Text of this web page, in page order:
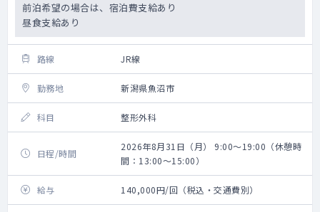
前泊希望の場合は、宿泊費支給あり
昼食支給あり
路線 JR線
勤務地 新潟県魚沼市
科目 整形外科
日程/時間
2026年8月31日（月） 9:00～19:00（休憩時
間：13:00～15:00）
給与 140,000円/回（税込・交通費別）